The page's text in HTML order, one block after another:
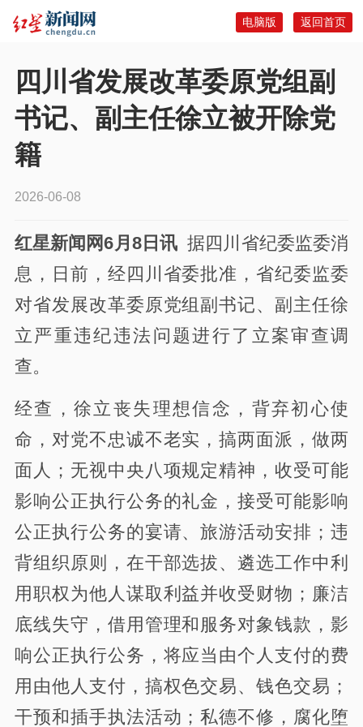
返回首页
电脑版
四川省发展改革委原党组副
书记、副主任徐立被开除党
籍
2026-06-08
红星新闻网6月8日讯据四川省纪委监委消
息，
日前，经四川省委批准，省纪委监委
对省发展改革委原党组副书记、副主任徐
立严重违纪违法问题进行了立案审查调
查。
经查，徐立丧失理想信念， 背弃初心使
命 ， 对党不忠诚不老实，搞两面派，做两
面人；无视中央八项规定精神，收受可能
影响公正执行公务的礼金，接受可能影响
公正执行公务的宴请、旅游活动安排；违
背组织原则，在干部选拔、遴选工作中利
用职权为他人谋取利益并收受财物 ；廉洁
底线失守，借用管理和服务对象钱款 ，影
响公正执行公务 ，将应当由个人支付的费
用由他人支付，搞权色交易、钱色交易；
干预和插手执法活动； 私德不修，腐化堕